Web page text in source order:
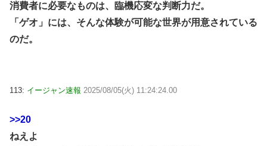
消費者に必要なものは、臨機応変な判断力だ。
「ゲオ」には、そんな体験が可能な世界が用意されている
のだ。
113: イージャン速報 2025/08/05(火) 11:24:24.00
>>20
ねえよ